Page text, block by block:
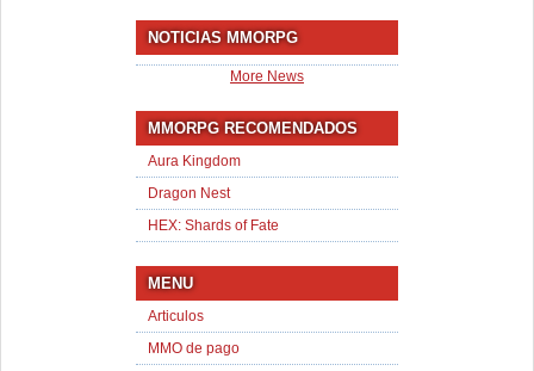
NOTICIAS MMORPG
More News
MMORPG RECOMENDADOS
Aura Kingdom
Dragon Nest
HEX: Shards of Fate
MENU
Articulos
MMO de pago